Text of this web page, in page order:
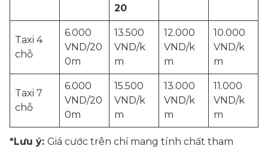
20
Taxi 4
chỗ
6.000
VND/20
0m
13.500
VND/k
m
12.000
VND/k
m
10.000
VND/k
m
Taxi 7
chỗ
6.000
VND/20
0m
15.500
VND/k
m
13.000
VND/k
m
11.000
VND/k
m
*Lưu ý: Giá cước trên chỉ mang tính chất tham